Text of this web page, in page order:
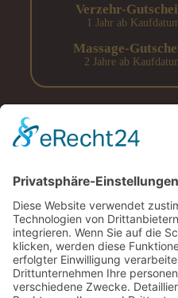
Verzehr-
1 Jahr ab
Massage-
2 Jahre ab
Donnerstag